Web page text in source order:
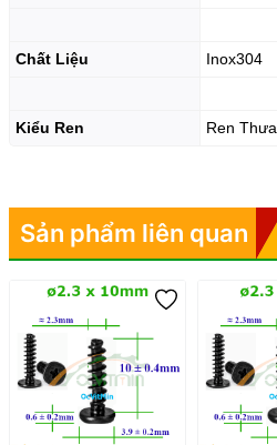
Chất Liệu Inox304
Kiểu Ren Ren Thưa
Sản phẩm liên quan